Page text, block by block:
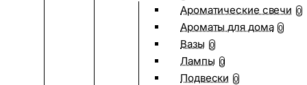
Ароматические свечи 0
Ароматы для дома 0
Вазы 0
Лампы 0
Подвески 0